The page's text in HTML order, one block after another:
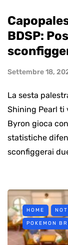
BDSP:
Settembre 18,
La sesta
Shining Pearl ti
Byron gioca
statistiche
sconfiggerai
HOME
POKEMON